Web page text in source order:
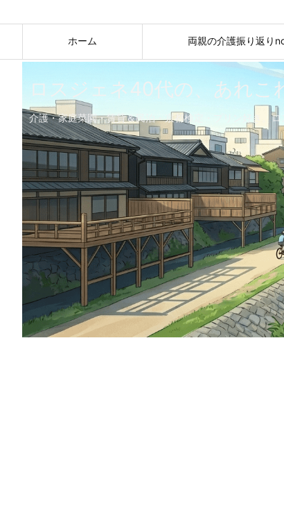
ホーム 両親の介護振り返り
ロスジェネ40代の、あれこ
介護・家庭菜園・賃貸＆民泊・京都検定・プリン好き。